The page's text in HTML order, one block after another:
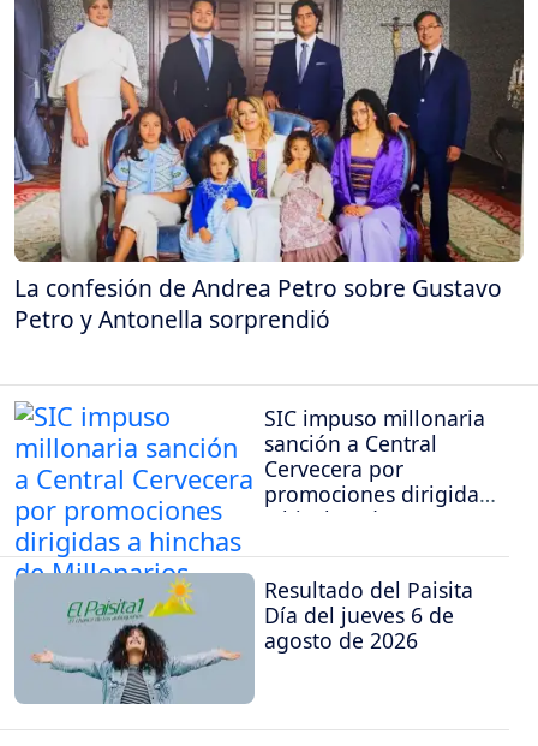
La confesión de Andrea Petro sobre Gustavo
Petro y Antonella sorprendió
SIC impuso millonaria
sanción a Central
Cervecera por
promociones dirigidas
a hinchas de
Resultado del Paisita
Día del jueves 6 de
agosto de 2026